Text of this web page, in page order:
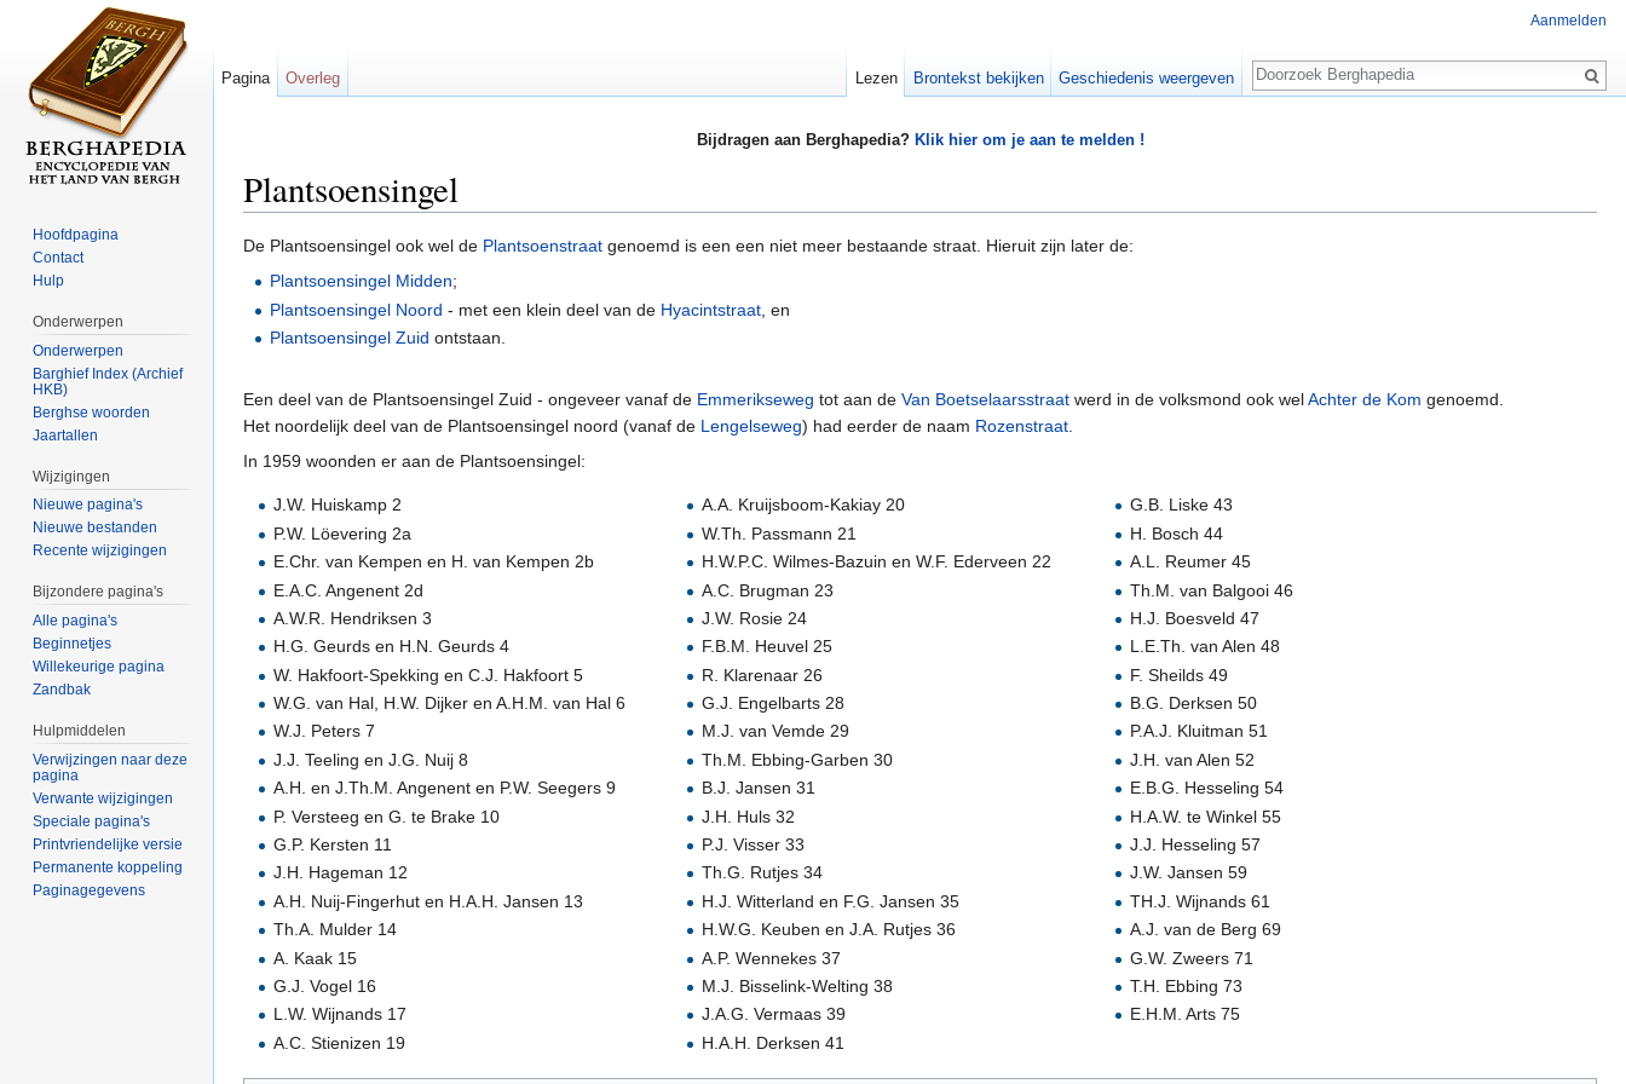
Bijdragen aan Berghapedia? Klik hier om je aan te melden !
Plantsoensingel
De Plantsoensingel ook wel de Plantsoenstraat genoemd is een een niet meer bestaande straat. Hieruit zijn later de:
Plantsoensingel Midden;
Plantsoensingel Noord - met een klein deel van de Hyacintstraat , en
Plantsoensingel Zuid ontstaan.
Een deel van de Plantsoensingel Zuid - ongeveer vanaf de Emmerikseweg tot aan de Van Boetselaarsstraat werd in de volksmond ook welAchter de Kom genoemd.
Het noordelijk deel van de Plantsoensingel noord (vanaf de Lengelseweg) had eerder de naam Rozenstraat
In 1959 woonden er aan de Plantsoensingel:
J.W. Huiskamp 2
P.W. Löevering 2a
E.Chr. van Kempen en H. van Kempen 2b
E.A.C. Angenent 2d
A.W.R. Hendriksen 3
H.G. Geurds en H.N. Geurds 4
W. Hakfoort-Spekking en C.J. Hakfoort 5
W.G. van Hal, H.W. Dijker en A.H.M. van Hal 6
W.J. Peters 7
J.J. Teeling en J.G. Nuij 8
A.H. en J.Th.M. Angenent en P.W. Seegers 9
P. Versteeg en G. te Brake 10
G.P. Kersten 11
J.H. Hageman 12
A.H. Nuij-Fingerhut en H.A.H. Jansen 13
Th.A. Mulder 14
A. Kaak 15
G.J. Vogel 16
L.W. Wijnands 17
A.C. Stienizen 19
A.A. Kruijsboom-Kakiay 20
W.Th. Passmann 21
H.W.P.C. Wilmes-Bazuin en W.F. Ederveen 22
A.C. Brugman 23
J.W. Rosie 24
F.B.M. Heuvel 25
R. Klarenaar 26
G.J. Engelbarts 28
M.J. van Vemde 29
Th.M. Ebbing-Garben 30
B.J. Jansen 31
J.H. Huls 32
P.J. Visser 33
Th.G. Rutjes 34
H.J. Witterland en F.G. Jansen 35
H.W.G. Keuben en J.A. Rutjes 36
A.P. Wennekes 37
M.J. Bisselink-Welting 38
J.A.G. Vermaas 39
H.A.H. Derksen 41
G.B. Liske 43
H. Bosch 44
A.L. Reumer 45
Th.M. van Balgooi 46
H.J. Boesveld 47
L.E.Th. van Alen 48
F. Sheilds 49
B.G. Derksen 50
P.A.J. Kluitman 51
J.H. van Alen 52
E.B.G. Hesseling 54
H.A.W. te Winkel 55
J.J. Hesseling 57
J.W. Jansen 59
TH.J. Wijnands 61
A.J. van de Berg 69
G.W. Zweers 71
T.H. Ebbing 73
E.H.M. Arts 75
Aanmelden
Pagina Overleg Lezen Brontekst bekijken Geschiedenis weergeven
Zoeken
Hoofdpagina
Contact
Hulp
Onderwerpen
Onderwerpen
Barghief Index (Archief
HKB)
Berghse woorden
Jaartallen
Wijzigingen
Nieuwe pagina's
Nieuwe bestanden
Recente wijzigingen
Bijzondere pagina's
Alle pagina's
Beginnetjes
Willekeurige pagina
Zandbak
Hulpmiddelen
Verwijzingen naar deze
pagina
Verwante wijzigingen
Speciale pagina's
Printvriendelijke versie
Permanente koppeling
Paginagegevens